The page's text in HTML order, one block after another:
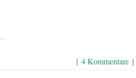
…
{ 4 Kommentare }